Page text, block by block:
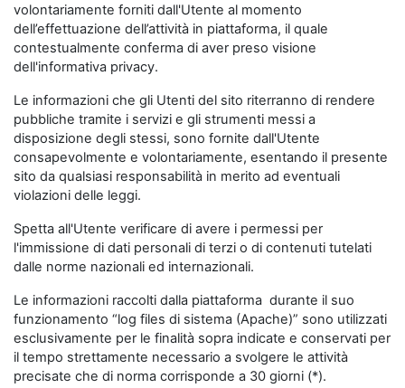
volontariamente forniti dall'Utente al momento
dell’effettuazione dell’attività in piattaforma, il quale
contestualmente conferma di aver preso visione
dell'informativa privacy.
Le informazioni che gli Utenti del sito riterranno di rendere
pubbliche tramite i servizi e gli strumenti messi a
disposizione degli stessi, sono fornite dall'Utente
consapevolmente e volontariamente, esentando il presente
sito da qualsiasi responsabilità in merito ad eventuali
violazioni delle leggi.
Spetta all'Utente verificare di avere i permessi per
l'immissione di dati personali di terzi o di contenuti tutelati
dalle norme nazionali ed internazionali.
Le informazioni raccolti dalla piattaforma durante il suo
funzionamento “log files di sistema (Apache)” sono utilizzati
esclusivamente per le finalità sopra indicate e conservati per
il tempo strettamente necessario a svolgere le attività
precisate che di norma corrisponde a 30 giorni (*).